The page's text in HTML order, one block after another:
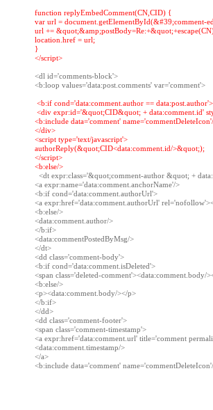
function replyEmbedComment(CN,CID) {
var url = document.getElementById(&#39;comment-
url +=
location.href = url;
}
</script>
<dl id='comments-block'>
<b:if cond='data:comment.author == data:post.author'
<div expr:id='&quot;CID&quot; + data:comment.id'
<b:include data='comment'
</div>
<script type='text/javascript'>
authorReply(&quot;CID<data:comment.id/>&quot;);
</script>
<dt expr:class='&quot;comment-author &quot; +
<a expr:name='data:comment.anchorName'/>
<b:if cond='data:comment.authorUrl'>
<a expr:href='data:comment.authorUrl'
<b:else/>
<data:comment.author/>
</b:if>
<data:commentPostedByMsg/>
</dt>
<dd class='comment-body'>
<b:if cond='data:comment.isDeleted'>
<span class='deleted-comment'><data:comment.body/
<b:else/>
<p><data:comment.body/></p>
</b:if>
</dd>
<dd class='comment-footer'>
<span class='comment-timestamp'>
<a expr:href='data:comment.url' title='comment
<data:comment.timestamp/>
</a>
<b:include data='comment'